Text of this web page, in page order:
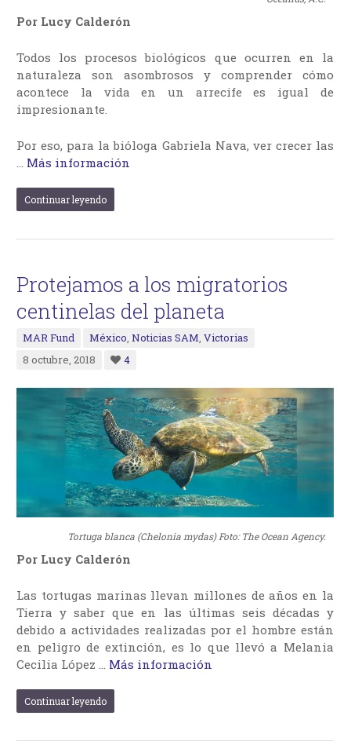
Por Lucy Calderón
Todos los procesos biológicos que ocurren en la
naturaleza son asombrosos y comprender cómo
acontece la vida en un arrecife es igual de
impresionante.
Por eso, para la bióloga Gabriela Nava, ver crecer las
Más información
Continuar leyendo
Protejamos a los migratorios
centinelas del planeta
MAR Fund México,Noticias SAM,Victorias
8 octubre, 2018
4
Tortuga blanca (Chelonia mydas) Foto: The Ocean Agency.
Por Lucy Calderón
Las tortugas marinas llevan millones de años en la
Tierra y saber que en las últimas seis décadas y
debido a actividades realizadas por el hombre están
en peligro de extinción, es lo que llevó a Melania
Cecilia López … Más información
Continuar leyendo